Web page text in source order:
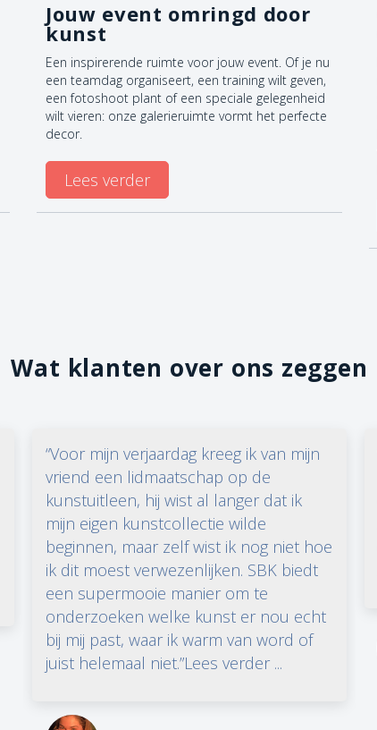
Jouw event omringd door
kunst
Een inspirerende ruimte voor jouw event. Of je nu
een teamdag organiseert, een training wilt geven,
een fotoshoot plant of een speciale gelegenheid
wilt vieren: onze galerieruimte vormt het perfecte
decor.
Lees verder
Wat klanten over ons zeggen
“Voor mijn verjaardag kreeg ik van mijn
vriend een lidmaatschap op de
kunstuitleen, hij wist al langer dat ik
mijn eigen kunstcollectie wilde
beginnen, maar zelf wist ik nog niet hoe
ik dit moest verwezenlijken. SBK biedt
een supermooie manier om te
onderzoeken welke kunst er nou echt
bij mij past, waar ik warm van word of
juist helemaal niet.”Lees verder ...